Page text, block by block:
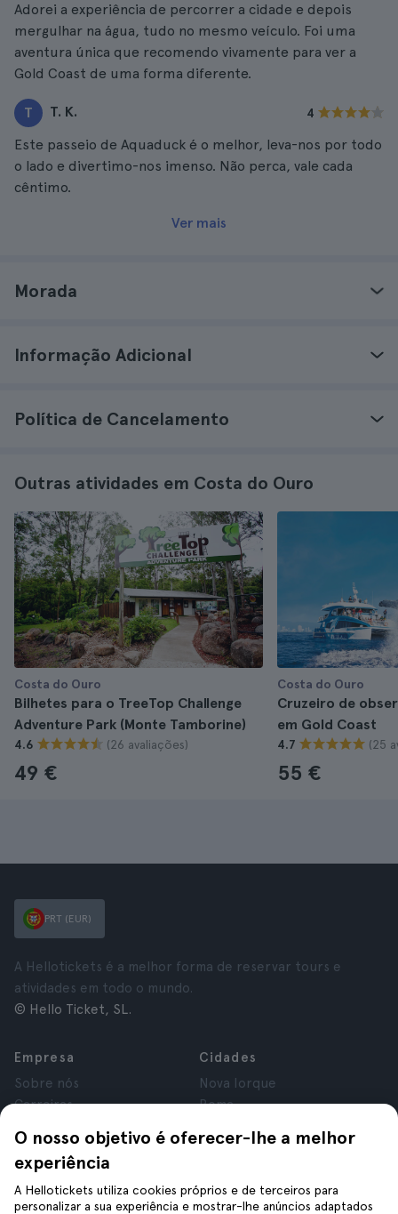
Adorei a experiência de percorrer a cidade e depois
mergulhar na água, tudo no mesmo veículo. Foi uma
aventura única que recomendo vivamente para ver a
Gold Coast de uma forma diferente.
T T. K. 4
Este passeio de Aquaduck é o melhor, leva-nos por todo
o lado e divertimo-nos imenso. Não perca, vale cada
cêntimo.
Ver mais
Morada
Informação Adicional
Política de Cancelamento
Outras atividades em Costa do Ouro
Costa do Ouro
Bilhetes para o TreeTop Challenge
Adventure Park (Monte Tamborine)
4.6 (26 avaliações)
49 €
Costa do Ouro
Cruzeiro de
em Gold Coast
4.7 (25
55 €
O nosso objetivo é oferecer-lhe a melhor
experiência
A Hellotickets utiliza cookies próprios e de terceiros para
personalizar a sua experiência e mostrar-lhe anúncios adaptados
PRT (EUR)
A Hellotickets é a melhor forma de reservar tours e
atividades em todo o mundo.
© Hello Ticket, SL.
Empresa
Sobre nós
Carreiras
Avaliações
Privacidade
Termos e Condições
Cidades
Nova Iorque
Roma
Londres
Cracóvia